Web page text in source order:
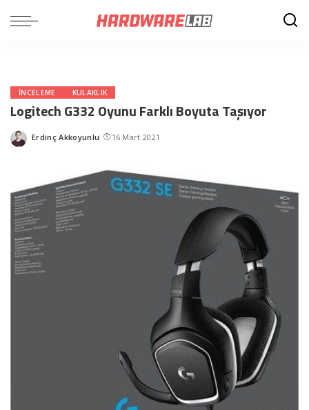
INCELEME KULAKLIK
Logitech G332 Oyunu Farklı Boyuta Taşıyor
Posted
Erdinç Akkoyunlu 16 Mart 2021